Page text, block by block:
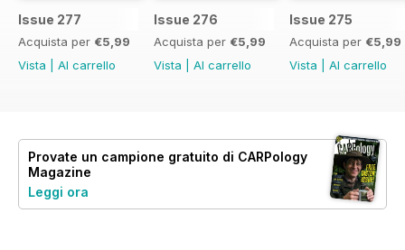
Issue 277
Acquista per €5,99
Vista
Al carrello
Issue 276
Acquista per €5,99
Vista
Al carrello
Issue 275
Acquista per €5,99
Vista
Al carrello
Provate un campione gratuito di CARPology
Magazine
Leggi ora